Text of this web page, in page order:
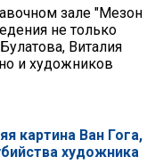
зале "Мезон
не только
Виталия
и художников
картина Ван Гога,
художника